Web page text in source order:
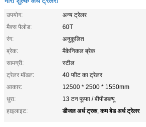
उपयोग:
अन्य ट्रेलर
मैक्स पैलोड:
60T
रंग:
अनुकूलित
ब्रेक:
मैकेनिकल ब्रेक
सामग्री:
स्टील
ट्रेलर मॉडल:
40 फीट का ट्रेलर
आकार:
12500 * 2500 * 1550mm
धुरा:
13 टन फूफा / बीपीडब्ल्यू
हाइलाइट:
डीजल अर्ध ट्रक,कम बेड अर्ध ट्रेलर